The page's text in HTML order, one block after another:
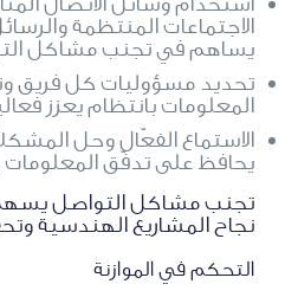
الاجتماعات المنتظمة
يساهم في تجنب مشاكل
تحديد مسؤوليات كل فريق
المعلومات بانتظام يعزز
الاستماع الفعّال وحل
يحافظ على تدفّق
تجنب مشاكل التواصل
نجاح المشاريع الهندسية
التحكم في الموازنة